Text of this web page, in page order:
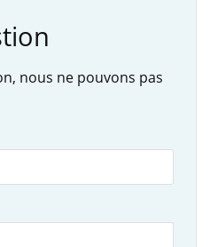
nous ne pouvons pas